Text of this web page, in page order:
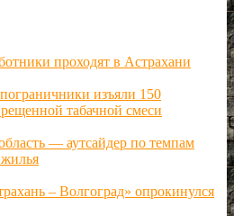
проходят в Астрахани
изъяли 150
табачной смеси
— аутсайдер по темпам
– Волгоград» опрокинулся